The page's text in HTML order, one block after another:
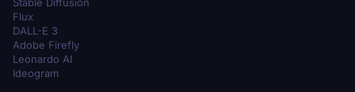
Stable Diffusion
Flux
DALL-E 3
Adobe Firefly
Leonardo AI
Ideogram